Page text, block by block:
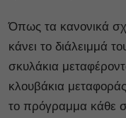
Όπως τα κανονικά
κάνει το διάλειμμά
σκυλάκια
κλουβάκια
το πρόγραμμα κάθε